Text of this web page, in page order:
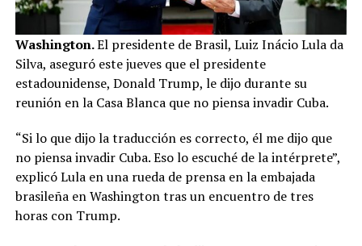
Washington.El presidente de Brasil, Luiz Inácio Lula da
Silva, aseguró este jueves que el presidente
estadounidense, Donald Trump, le dijo durante su
reunión en la Casa Blanca que no piensa invadir Cuba.
“Si lo que dijo la traducción es correcto, él me dijo que
no piensa invadir Cuba. Eso lo escuché de la intérprete”,
explicó Lula en una rueda de prensa en la embajada
brasileña en Washington tras un encuentro de tres
horas con Trump.